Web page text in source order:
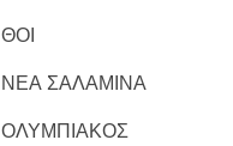
ΘΟΙ
ΝΕΑ ΣΑΛΑΜΙΝΑ
ΟΛΥΜΠΙΑΚΟΣ